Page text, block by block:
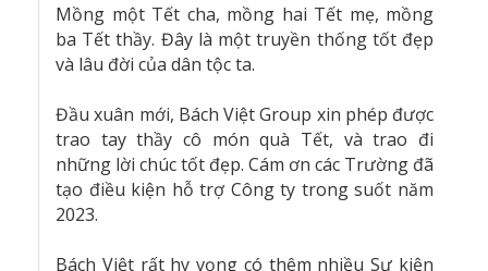
Mồng một Tết cha, mồng hai Tết mẹ, mồng
ba Tết thầy. Đây là một truyền thống tốt đẹp
và lâu đời của dân tộc ta.
Đầu xuân mới, Bách Việt Group xin phép được
trao tay thầy cô món quà Tết, và trao đi
những lời chúc tốt đẹp. Cám ơn các Trường đã
tạo điều kiện hỗ trợ Công ty trong suốt năm
2023.
Bách Việt rất hy vọng có thêm nhiều Sự kiện